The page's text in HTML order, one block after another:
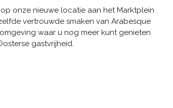
onze nieuwe locatie aan het Marktplein
vertrouwde smaken van Arabesque
waar u nog meer kunt genieten
gastvrijheid.